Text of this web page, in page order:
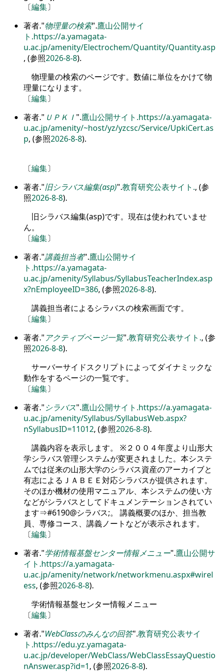
〔編集〕
著者. 物理量の検索 .鷹山公開サイ
ト.https://a.yamagata-
u.ac.jp/amenity/Electrochem/Quantity/Quantity.asp
, (参照2026-8-8).
物理量の検索のページです。数値に単位をかけて物
理量になります。
〔編集〕
著者. ＵＰＫＩ .鷹山公開サイト.https://a.yamagata-
u.ac.jp/amenity/~host/yz/yzcsc/Service/UpkiCert.as
p, (参照2026-8-8).
〔編集〕
著者. 旧シラバス編集(asp) .教育研究公表サイト., (参
照2026-8-8).
旧シラバス編集(asp)です。現在は使われていませ
ん。
〔編集〕
著者. 講義担当者 .鷹山公開サイ
ト.https://a.yamagata-
u.ac.jp/amenity/Syllabus/SyllabusTeacherIndex.asp
x?nEmployeeID=386, (参照2026-8-8).
講義担当者によるシラバスの検索画面です。
〔編集〕
著者. アクティブページ一覧 .教育研究公表サイト., (参
照2026-8-8).
サーバーサイドスクリプトによってダイナミックな
動作をするページの一覧です。
〔編集〕
著者. シラバス .鷹山公開サイト.https://a.yamagata-
u.ac.jp/amenity/Syllabus/SyllabusWeb.aspx?
nSyllabusID=11012, (参照2026-8-8).
講義内容を表示します。 ※２００４年度より山形大
学シラバス管理システムが変更されました。本システ
ムでは従来の山形大学のシラバス資産のアーカイブと
有志によるＪＡＢＥＥ対応シラバスが提供されます。
そのほか機材の使用マニュアル、本システムの使い方
などがシラバスとしてドキュメンテーションされてい
ます⇒#6190@シラバス;。 講義概要のほか、担当教
員、専修コース、講義ノートなどが表示されます。
〔編集〕
著者. 学術情報基盤センター情報メニュー .鷹山公開サ
イト.https://a.yamagata-
u.ac.jp/amenity/network/networkmenu.aspx#wirel
ess, (参照2026-8-8).
学術情報基盤センター情報メニュー
〔編集〕
著者. WebClassのみんなの回答 .教育研究公表サイ
ト.https://edu.yz.yamagata-
u.ac.jp/developer/WebClass/WebClassEssayQuestio
nAnswer.asp?id=1, (参照2026-8-8).